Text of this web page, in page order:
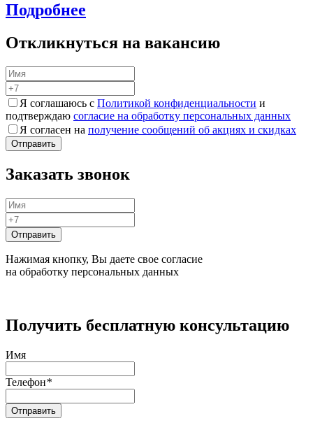
Подробнее
Откликнуться на вакансию
Я соглашаюсь с Политикой конфиденциальности и
подтверждаю согласие на обработку персональных данных
Я согласен на получение сообщений об акциях и скидках
Заказать звонок
Нажимая кнопку, Вы даете свое согласие
на обработку персональных данных
Получить бесплатную консультацию
Имя
Телефон*